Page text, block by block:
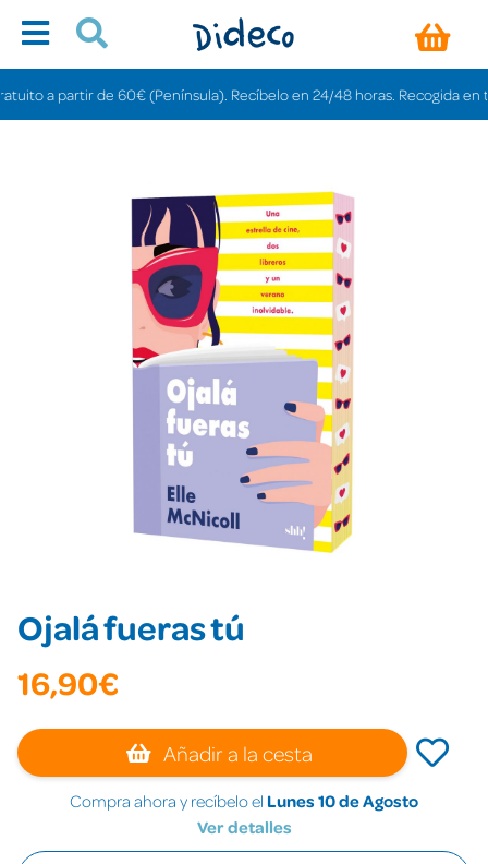
a partir de 60€ (Península). Recíbelo en 24/48 horas. Recogida en
Ojalá fueras tú
16,90€
Añadir a la cesta
Compra ahora y recíbelo el Lunes 10 de Agosto
Ver detalles